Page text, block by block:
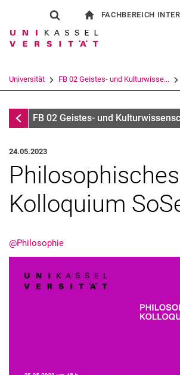
Suchformular
Suchbegriff
Suchen (öffnet
FACHBEREICH
Universität FB 02 Geistes- und Kulturwisse...
InfothekFB 02 Geistes- und
24.05.2023
Philosophisches
Kolloquium
@Philosophie